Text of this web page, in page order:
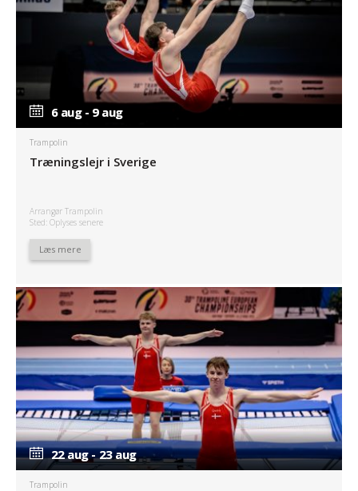
6 aug - 9 aug
6 aug - 9 aug
Trampolin
Træningslejr i Sverige
Arrangør Trampolin
Sted: Oplyses senere
Læs mere
22 aug - 23 aug
22 aug - 23 aug
Trampolin